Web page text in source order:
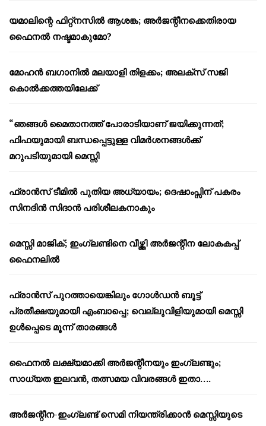
യമാലിന്റെ ഫിറ്റ്നസിൽ ആശങ്ക; അർജന്റീനക്കെതിരായ
ഫൈനൽ നഷ്ടമാകുമോ?
മോഹൻ ബഗാനിൽ മലയാളി തിളക്കം; അലക്സ് സജി
കൊൽക്കത്തയിലേക്ക്
“ഞങ്ങൾ മൈതാനത്ത് പോരാടിയാണ് ജയിക്കുന്നത്;
ഫിഫയുമായി ബന്ധപ്പെട്ടുള്ള വിമർശനങ്ങൾക്ക്
മറുപടിയുമായി മെസ്സി
ഫ്രാൻസ് ടീമിൽ പുതിയ അധ്യായം; ദെഷാംപ്സിന് പകരം
സിനദിൻ സിദാൻ പരിശീലകനാകും
മെസ്സി മാജിക്; ഇംഗ്ലണ്ടിനെ വീഴ്ത്തി അർജന്റീന ലോകകപ്പ്
ഫൈനലിൽ
ഫ്രാൻസ് പുറത്തായെങ്കിലും ഗോൾഡൻ ബൂട്ട്
പ്രതീക്ഷയുമായി എംബാപ്പെ; വെല്ലുവിളിയുമായി മെസ്സി
ഉൾപ്പെടെ മൂന്ന് താരങ്ങൾ
ഫൈനൽ ലക്ഷ്യമാക്കി അർജന്റീനയും ഇംഗ്ലണ്ടും;
സാധ്യത ഇലവൻ, തത്സമയ വിവരങ്ങൾ ഇതാ….
അർജന്റീന-ഇംഗ്ലണ്ട് സെമി നിയന്ത്രിക്കാൻ മെസ്സിയുടെ